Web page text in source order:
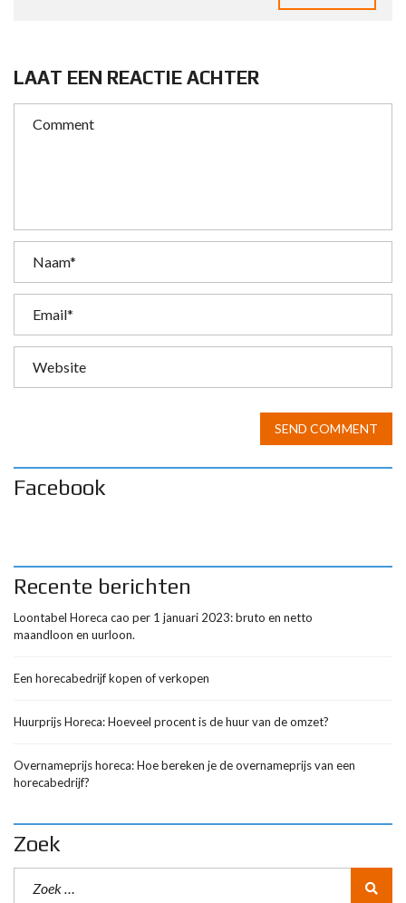
LAAT EEN REACTIE ACHTER
SEND COMMENT
l
t
n
a
i
e
Facebook
Recente berichten
Loontabel Horeca cao per 1 januari 2023: bruto en netto
maandloon en uurloon.
Een horecabedrijf kopen of verkopen
Huurprijs Horeca: Hoeveel procent is de huur van de omzet?
Overnameprijs horeca: Hoe bereken je de overnameprijs van een
horecabedrijf?
Zoek